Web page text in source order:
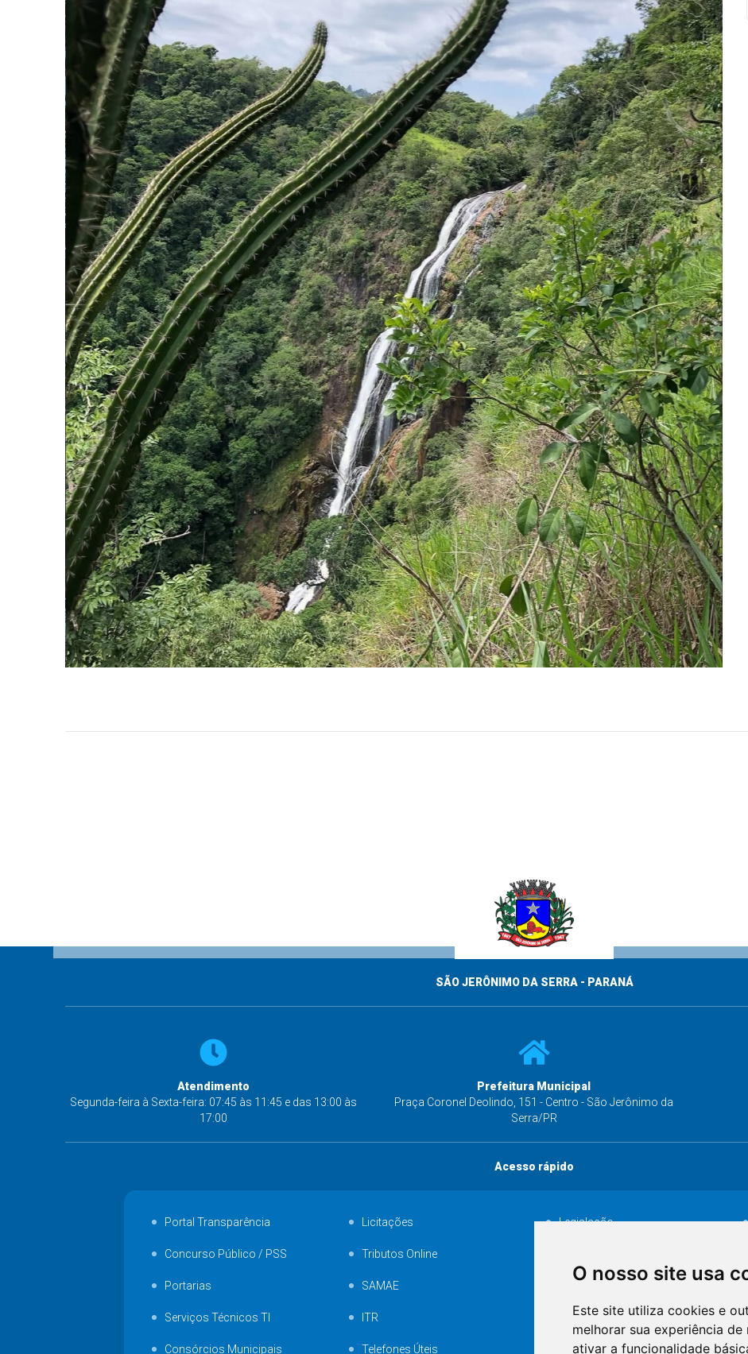
O nosso site usa
Este site utiliza cookies e
melhorar sua experiência
ativar a funcionalidade
SÃO JERÔNIMO DA SERRA - PARANÁ
Atendimento
Segunda-feira à Sexta-feira: 07:45 às 11:45 e das 13:00 às
17:00
Prefeitura Municipal
Praça Coronel Deolindo, 151 - Centro - São Jerônimo da
Serra/PR
Acesso rápido
Portal Transparência Licitações Legislação
Concurso Público / PSS Tributos Online
Portarias SAMAE
Serviços Técnicos TI ITR Desapropriações
Consórcios Municipais Telefones Úteis